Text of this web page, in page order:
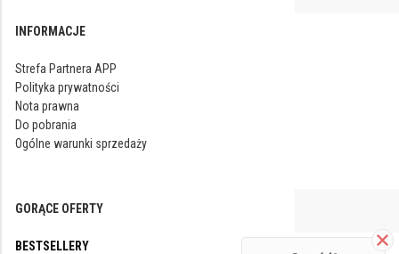
INFORMACJE
Strefa Partnera APP
Polityka prywatności
Nota prawna
Do pobrania
Ogólne warunki sprzedaży
GORĄCE OFERTY
BESTSELLERY